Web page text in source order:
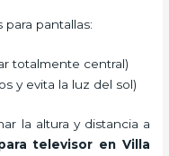
pantallas:
totalmente central)
y evita la luz del sol)
la altura y distancia a
televisor en Villa